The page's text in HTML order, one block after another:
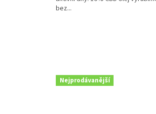
bez...
Nejprodávanější